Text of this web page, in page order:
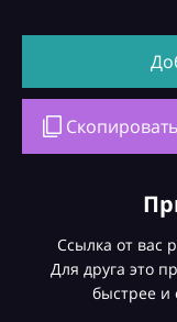
Ссылка от вас
Для друга это
быстрее и